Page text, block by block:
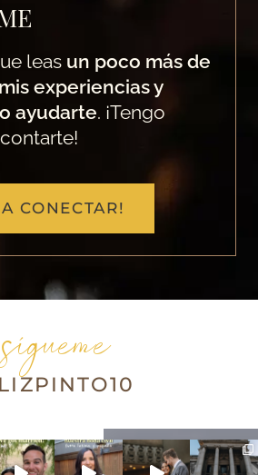
leas un poco más de
experiencias y
ayudarte. ¡Tengo
CONECTAR!
sígueme